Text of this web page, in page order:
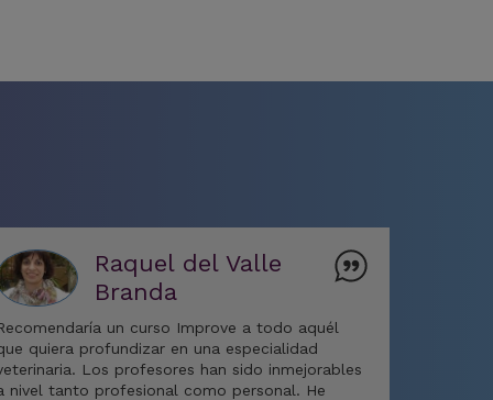
Raquel del Valle
Branda
un curso Improve a todo aquél
quiera profundizar en una especialidad
Los profesores han sido inmejorables
nivel tanto profesional como personal. He